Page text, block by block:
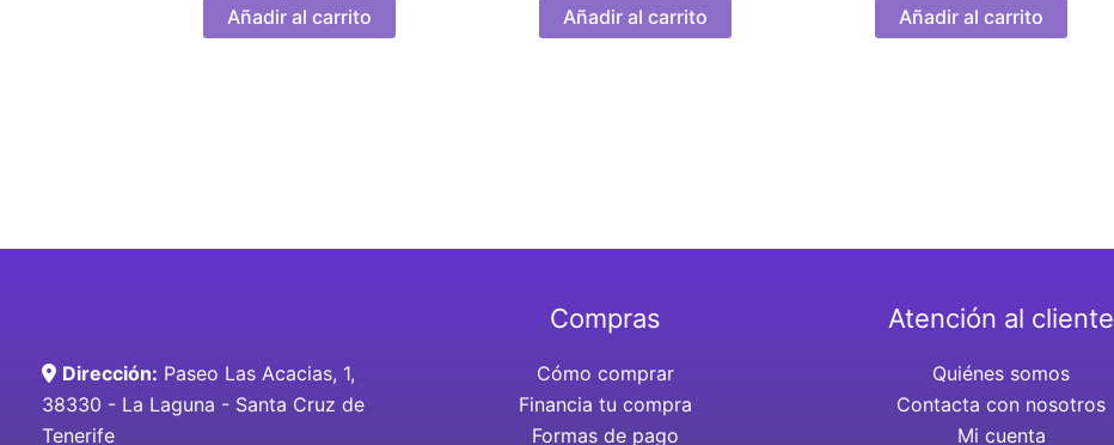
Añadir al carrito Añadir al carrito Añadir al carrito
Dirección: Paseo Las Acacias, 1,
38330 - La Laguna - Santa Cruz de
Tenerife
Compras
Cómo comprar
Financia tu compra
Formas de pago
Atención al cliente
Quiénes somos
Contacta con nosotros
Mi cuenta